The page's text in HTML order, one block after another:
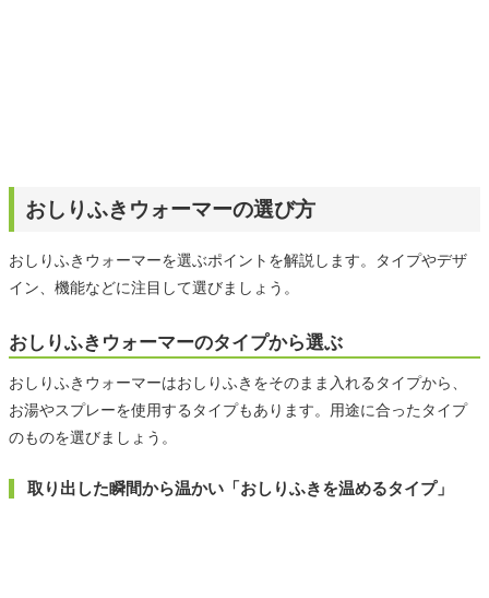
おしりふきウォーマーの選び方
おしりふきウォーマーを選ぶポイントを解説します。タイプやデザ
イン、機能などに注目して選びましょう。
おしりふきウォーマーのタイプから選ぶ
おしりふきウォーマーはおしりふきをそのまま入れるタイプから、
お湯やスプレーを使用するタイプもあります。用途に合ったタイプ
のものを選びましょう。
取り出した瞬間から温かい「おしりふきを温めるタイプ」